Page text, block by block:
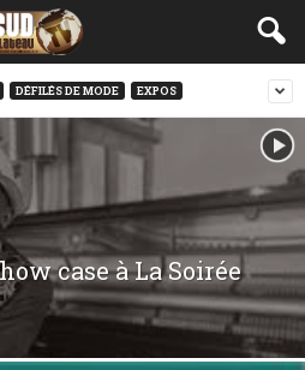
DÉFILÉS DE MODE EXPOS
case à La Soirée